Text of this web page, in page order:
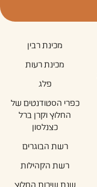
מכינת רבין
מכינת רעות
פלג
כפרי הסטודנטים של
החלוץ וקרן ברל
כצנלסון
רשת הבוגרים
רשת הקהילות